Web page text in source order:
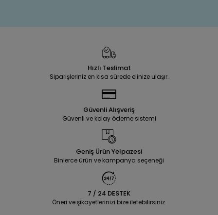
Hızlı Teslimat
Siparişleriniz en kısa sürede elinize ulaşır.
Güvenli Alışveriş
Güvenli ve kolay ödeme sistemi
Geniş Ürün Yelpazesi
Binlerce ürün ve kampanya seçeneği
7 / 24 DESTEK
Öneri ve şikayetlerinizi bize iletebilirsiniz.